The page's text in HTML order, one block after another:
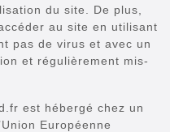
du site. De plus,
au site en utilisant
pas de virus et avec un
et régulièrement mis-
est hébergé chez un
Européenne